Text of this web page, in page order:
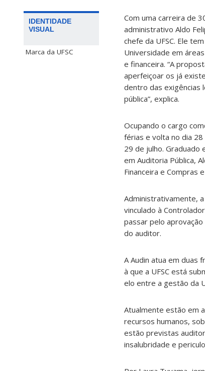
IDENTIDADE
VISUAL
Marca da UFSC
Com uma carreira de
administrativo Aldo
chefe da UFSC. Ele
Universidade em
e financeira. “A
aperfeiçoar os já
dentro das exigências
pública”, explica.
Ocupando o cargo
férias e volta no dia
29 de julho. Graduado
em Auditoria Pública,
Financeira e Compras
Administrativamente,
vinculado à
passar pelo
do auditor.
A Audin atua em duas
à que a UFSC está
elo entre a gestão da
Atualmente estão em
recursos humanos,
estão previstas
insalubridade e